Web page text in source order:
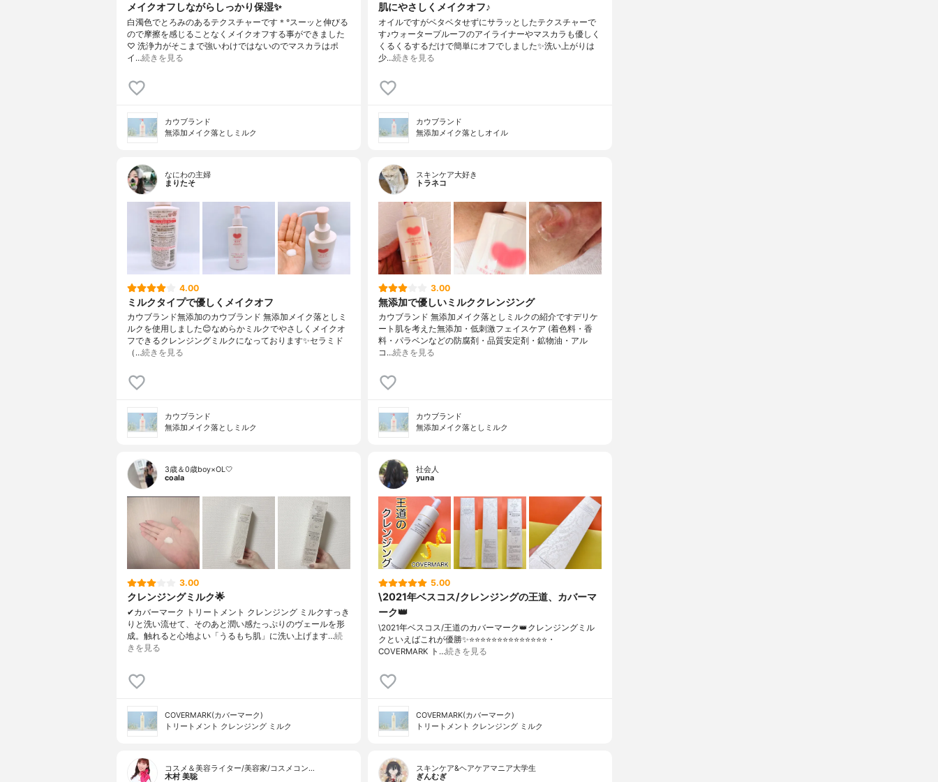
メイクオフしながらしっかり保湿✨
白濁色でとろみのあるテクスチャーです＊°スーッと伸びる
ので摩擦を感じることなくメイクオフする事ができました
♡ 洗浄力がそこまで強いわけではないのでマスカラはポ
イ…続きを見る
カウブランド
無添加メイク落としミルク
肌にやさしくメイクオフ♪
オイルですがベタベタせずにサラッとしたテクスチャーで
す♪ウォータープルーフのアイライナーやマスカラも優しく
くるくるするだけで簡単にオフでしました✨洗い上がりは
少…続きを見る
カウブランド
無添加メイク落としオイル
なにわの主婦
まりたそ
4.00
ミルクタイプで優しくメイクオフ
カウブランド無添加のカウブランド 無添加メイク落としミ
ルクを使用しました😊なめらかミルクでやさしくメイクオ
フできるクレンジングミルクになっております✨セラミド
（…続きを見る
カウブランド
無添加メイク落としミルク
スキンケア大好き
トラネコ
3.00
無添加で優しいミルククレンジング
カウブランド 無添加メイク落としミルクの紹介ですデリケ
ート肌を考えた無添加・低刺激フェイスケア (着色料・香
料・パラベンなどの防腐剤・品質安定剤・鉱物油・アル
コ…続きを見る
カウブランド
無添加メイク落としミルク
3歳＆0歳boy×OL🤍
coala
3.00
クレンジングミルク🌟
✔︎カバーマーク トリートメント クレンジング ミルクすっき
りと洗い流せて、そのあと潤い感たっぷりのヴェールを形
成。触れると心地よい「うるもち肌」に洗い上げます…続
きを見る
COVERMARK(カバーマーク)
トリートメント クレンジング ミルク
社会人
yuna
5.00
\2021年ベスコス/クレンジングの王道、カバーマ
ーク👑
\2021年ベスコス/王道のカバーマーク👑クレンジングミル
クといえばこれが優勝✨⭐️⭐️⭐️⭐️⭐️⭐️⭐️⭐️⭐️⭐️⭐️⭐️⭐️⭐️・
COVERMARK ト…続きを見る
COVERMARK(カバーマーク)
トリートメント クレンジング ミルク
コスメ＆美容ライター/美容家/コスメコン…
木村 美聡
スキンケア&ヘアケアマニア大学生
ぎんむぎ